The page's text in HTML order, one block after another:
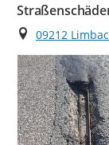
Ort
09212